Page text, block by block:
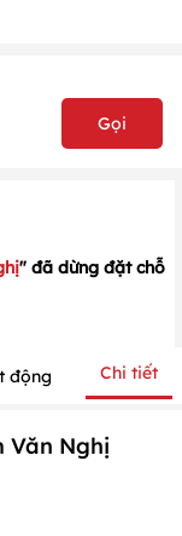
Gọi
" đã dừng đặt chỗ
động Chi tiết
Văn Nghị